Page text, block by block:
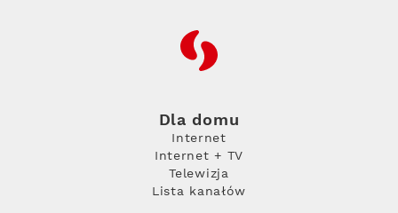
RFC
Dla domu
Internet
Internet + TV
Telewizja
Lista kanałów